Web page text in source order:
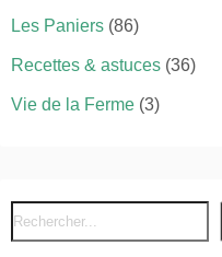
Les Paniers (86)
Recettes & astuces (36)
Vie de la Ferme (3)
R
e